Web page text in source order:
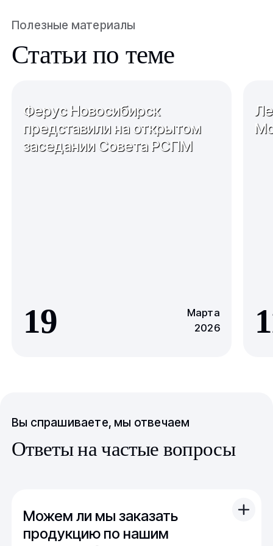
Полезные материалы
Статьи по теме
Ферус Новосибирск
представили на открытом
заседании Совета РСПМ
19
Марта
2026
Вы спрашиваете, мы отвечаем
Ответы на частые вопросы
Можем ли мы заказать
продукцию по нашим